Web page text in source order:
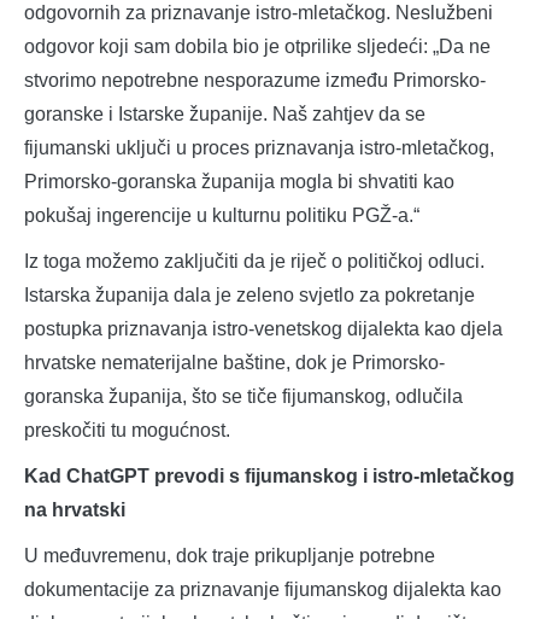
odgovornih za priznavanje istro-mletačkog. Neslužbeni
odgovor koji sam dobila bio je otprilike sljedeći: „Da ne
stvorimo nepotrebne nesporazume između Primorsko-
goranske i Istarske županije. Naš zahtjev da se
fijumanski uključi u proces priznavanja istro-mletačkog,
Primorsko-goranska županija mogla bi shvatiti kao
pokušaj ingerencije u kulturnu politiku PGŽ-a.“
Iz toga možemo zaključiti da je riječ o političkoj odluci.
Istarska županija dala je zeleno svjetlo za pokretanje
postupka priznavanja istro-venetskog dijalekta kao djela
hrvatske nematerijalne baštine, dok je Primorsko-
goranska županija, što se tiče fijumanskog, odlučila
preskočiti tu mogućnost.
Kad ChatGPT prevodi s fijumanskog i istro-mletačkog
na hrvatski
U međuvremenu, dok traje prikupljanje potrebne
dokumentacije za priznavanje fijumanskog dijalekta kao